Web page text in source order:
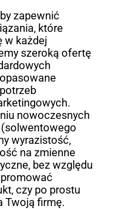
zapewnić
które
w każdej
szeroką ofertę
nowoczesnych
wyrazistość,
na zmienne
bez względu
czy po prostu
Twoją firmę.